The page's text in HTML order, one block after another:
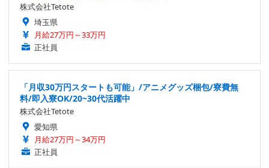
株式会社Tetote
埼玉県
月給27万円～33万円
正社員
「月収30万円スタートも可能」/アニメグッズ梱包/寮費無
料/即入寮OK/20~30代活躍中
株式会社Tetote
愛知県
月給27万円～34万円
正社員